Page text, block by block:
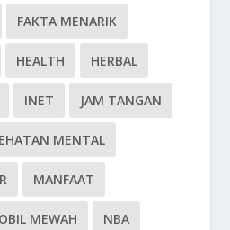
FAKTA MENARIK
HEALTH HERBAL
INET JAM TANGAN
MENTAL
MANFAAT
MEWAH NBA